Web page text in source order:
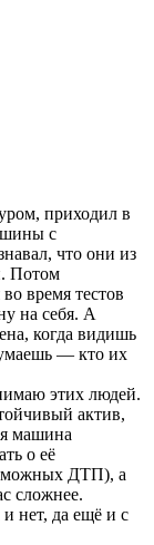
приходил в
с
что они из
Потом
время тестов
на себя. А
когда видишь
— кто их
этих людей.
актив,
машина
о её
ДТП), а
сложнее.
нет, да ещё и с